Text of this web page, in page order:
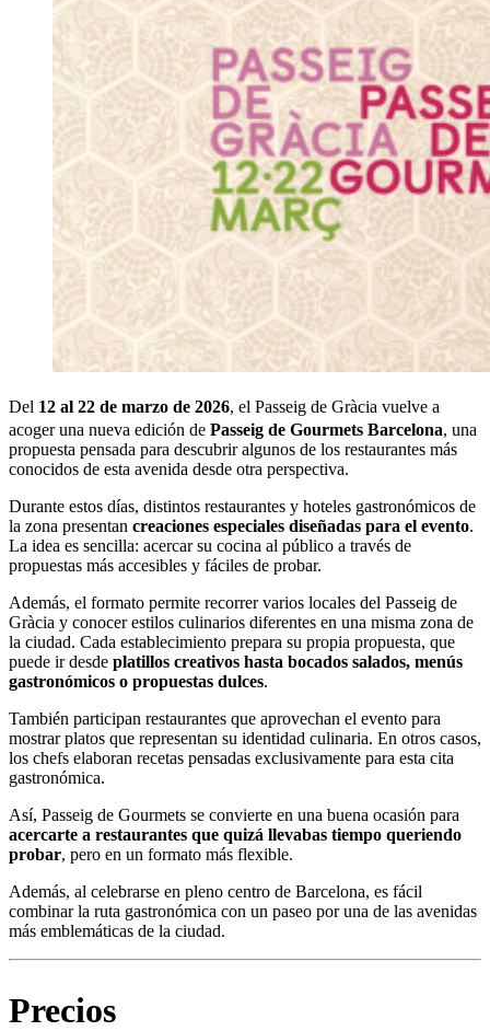
Del 12 al 22 de marzo de 2026, el Passeig de Gràcia vuelve a
acoger una nueva edición de Passeig de Gourmets Barcelona, una
propuesta pensada para descubrir algunos de los restaurantes más
conocidos de esta avenida desde otra perspectiva.
Durante estos días, distintos restaurantes y hoteles gastronómicos de
la zona presentan creaciones especiales diseñadas para el evento.
La idea es sencilla: acercar su cocina al público a través de
propuestas más accesibles y fáciles de probar.
Además, el formato permite recorrer varios locales del Passeig de
Gràcia y conocer estilos culinarios diferentes en una misma zona de
la ciudad. Cada establecimiento prepara su propia propuesta, que
puede ir desde platillos creativos hasta bocados salados, menús
gastronómicos o propuestas dulces.
También participan restaurantes que aprovechan el evento para
mostrar platos que representan su identidad culinaria. En otros casos,
los chefs elaboran recetas pensadas exclusivamente para esta cita
gastronómica.
Así, Passeig de Gourmets se convierte en una buena ocasión para
acercarte a restaurantes que quizá llevabas tiempo queriendo
probar, pero en un formato más flexible.
Además, al celebrarse en pleno centro de Barcelona, es fácil
combinar la ruta gastronómica con un paseo por una de las avenidas
más emblemáticas de la ciudad.
Precios